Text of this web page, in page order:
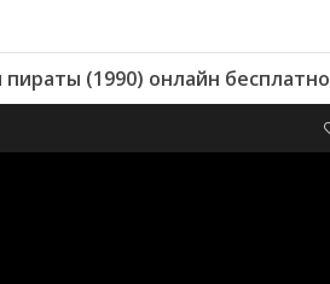
(1990) онлайн бесплатно